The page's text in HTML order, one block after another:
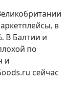
в
В Балтии и
по
и
cейчас